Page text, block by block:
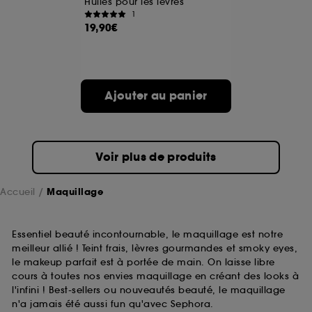
1
19,90€
Ajouter au panier
Voir plus de produits
Accueil Maquillage
Essentiel beauté incontournable, le maquillage est notre
meilleur allié ! Teint frais, lèvres gourmandes et smoky eyes,
le makeup parfait est à portée de main. On laisse libre
cours à toutes nos envies maquillage en créant des looks à
l'infini ! Best-sellers ou nouveautés beauté, le maquillage
n'a jamais été aussi fun qu'avec Sephora.
A l'exception des cookies techniques, le dépôt et la
choix" ci-dessous ou décider de "tout accepter".
Sephora pourra associer les informations de
navigation collectées par ces Cookies, pour les
sur "continuer sans accepter". Voous pouvez à tout
moment choisir de retirer votrte consentement. Si vous
souhaitez obtenir plus d'information sur les cookies